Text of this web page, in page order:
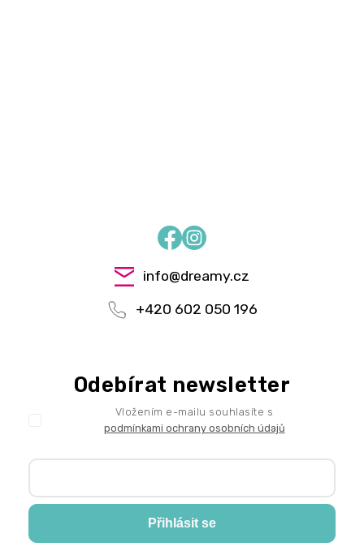
FacebookInstagram
info@dreamy.cz
+420 602 050 196
Odebírat newsletter
Vložením e-mailu souhlasíte s
podmínkami ochrany osobních údajů
Přihlásit se